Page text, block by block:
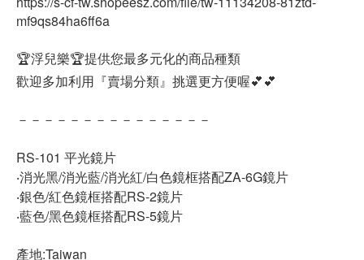
mf9qs84ha6ff6a
🏆浮兒樂🏆提供您最多元化的商品種類
歡迎多加利用『賣場分類』挑選更方便喔💕💕
－－－－－－－－－－－－－－－
RS-101 平光鏡片
‧消光黑/消光藍/消光紅/白色鏡框搭配ZA-6G鏡片
‧銀色/紅色鏡框搭配RS-2鏡片
‧藍色/黑色鏡框搭配RS-5鏡片
產地:Taiwan